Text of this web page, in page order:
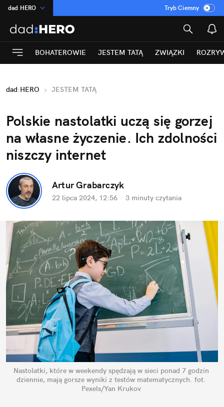
dad:HERO
:Temat
INN:Poland
ASZ:dziennik
Rozrywka
Tryb Ciemny
BOHATEROWIE JESTEM TATĄ ZWIĄZKI
dad:HERO JESTEM TATĄ
Polskie nastolatki uczą się gorzej
na własne życzenie. Ich zdolności
niszczy internet
Artur Grabarczyk
22 lipca 2024, 12:56 · 3 minuty czytania
Nastolatki, które w weekendy spędzają w sieci ponad 7 godzin
dziennie, mają gorsze wyniki z testów matematycznych. fot.
Pexels/Yan Krukov